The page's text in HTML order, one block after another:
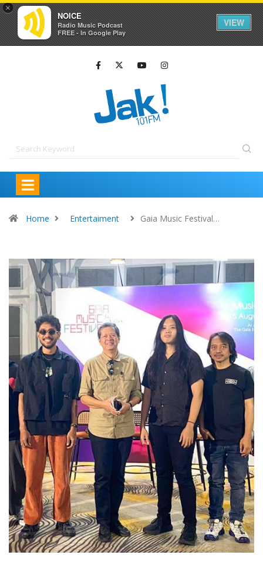
×
NOICE
Radio Music Podcast
FREE - In Google Play
VIEW
Home Entertaiment Gaia Music Festival…